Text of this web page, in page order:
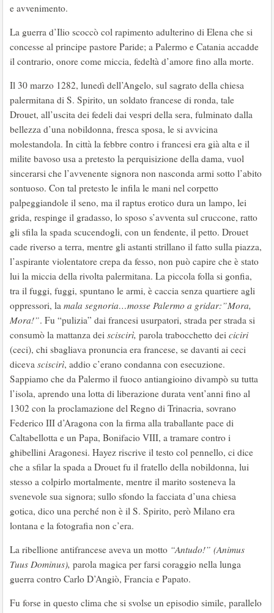
e avvenimento.
La guerra d’Ilio scoccò col rapimento adulterino di Elena che si
concesse al principe pastore Paride; a Palermo e Catania accadde
il contrario, onore come miccia, fedeltà d’amore fino alla morte.
Il 30 marzo 1282, lunedì dell’Angelo, sul sagrato della chiesa
palermitana di S. Spirito, un soldato francese di ronda, tale
Drouet, all’uscita dei fedeli dai vespri della sera, fulminato dalla
bellezza d’una nobildonna, fresca sposa, le si avvicina
molestandola. In città la febbre contro i francesi era già alta e il
milite bavoso usa a pretesto la perquisizione della dama, vuol
sincerarsi che l’avvenente signora non nasconda armi sotto l’abito
sontuoso. Con tal pretesto le infila le mani nel corpetto
palpeggiandole il seno, ma il raptus erotico dura un lampo, lei
grida, respinge il gradasso, lo sposo s’avventa sul cruccone, ratto
gli sfila la spada scucendogli, con un fendente, il petto. Drouet
cade riverso a terra, mentre gli astanti strillano il fatto sulla piazza,
l’aspirante violentatore crepa da fesso, non può capire che è stato
lui la miccia della rivolta palermitana. La piccola folla si gonfia,
tra il fuggi, fuggi, spuntano le armi, è caccia senza quartiere agli
oppressori, la mala segnoria…mosse Palermo a gridar:”Mora,
Mora!”. Fu “pulizia” dai francesi usurpatori, strada per strada si
consumò la mattanza dei sciscirì, parola trabocchetto dei ciciri
(ceci), chi sbagliava pronuncia era francese, se davanti ai ceci
diceva sciscirì, addio c’erano condanna con esecuzione.
Sappiamo che da Palermo il fuoco antiangioino divampò su tutta
l’isola, aprendo una lotta di liberazione durata vent’anni fino al
1302 con la proclamazione del Regno di Trinacria, sovrano
Federico III d’Aragona con la firma alla traballante pace di
Caltabellotta e un Papa, Bonifacio VIII, a tramare contro i
ghibellini Aragonesi. Hayez riscrive il testo col pennello, ci dice
che a sfilar la spada a Drouet fu il fratello della nobildonna, lui
stesso a colpirlo mortalmente, mentre il marito sosteneva la
svenevole sua signora; sullo sfondo la facciata d’una chiesa
gotica, dico una perché non è il S. Spirito, però Milano era
lontana e la fotografia non c’era.
La ribellione antifrancese aveva un motto “Antudo!” (Animus
Tuus Dominus), parola magica per farsi coraggio nella lunga
guerra contro Carlo D’Angiò, Francia e Papato.
Fu forse in questo clima che si svolse un episodio simile, parallelo